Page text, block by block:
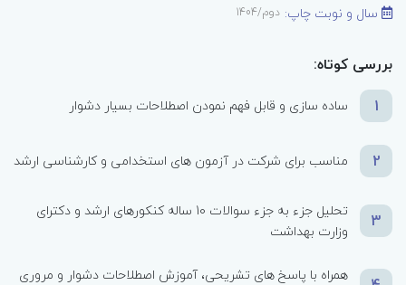
سال و نوبت چاپ: دوم/1404
بررسی کوتاه:
1
ساده سازی و قابل فهم نمودن اصطلاحات بسیار دشوار
2 مناسب برای شرکت در آزمون های استخدامی و کارشناسی ارشد
3
تحلیل جزء به جزء سوالات 10 ساله کنکورهای ارشد و دکترای
وزارت بهداشت
همراه با پاسخ های تشریحی، آموزش اصطلاحات دشوار و مروری